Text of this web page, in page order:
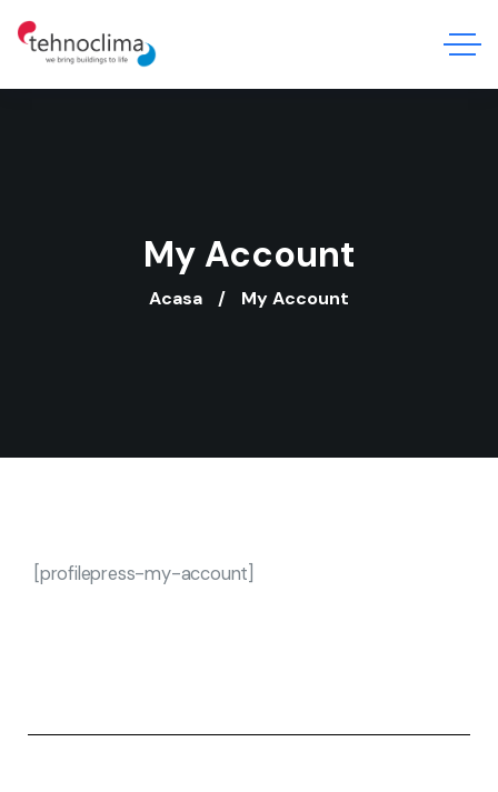
My Account
Acasa My Account
[profilepress-my-account]